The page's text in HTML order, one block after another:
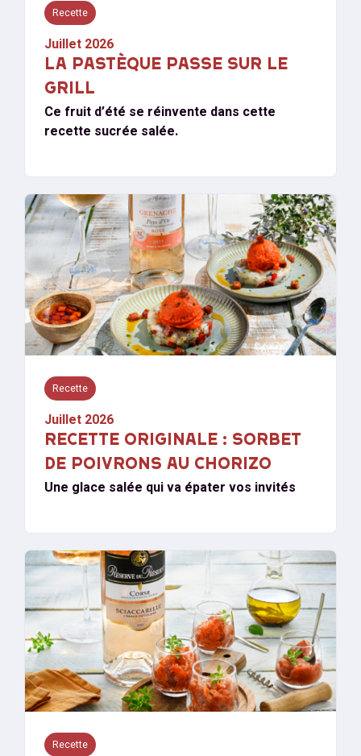
Recette
Juillet 2026
LA PASTÈQUE PASSE SUR LE
GRILL
Ce fruit d’été se réinvente dans cette
recette sucrée salée.
Recette
Juillet 2026
RECETTE ORIGINALE : SORBET
DE POIVRONS AU CHORIZO
Une glace salée qui va épater vos invités
Recette